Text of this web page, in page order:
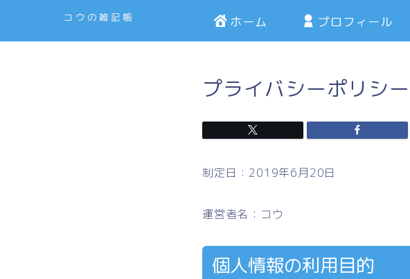
コウの雑記帳 ホーム プロフィール
プライバシーポリシー
制定日：2019年6月20日
運営者名：コウ
個人情報の利用目的